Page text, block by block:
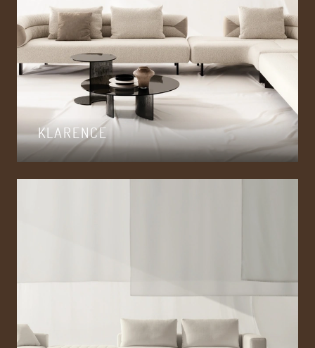
KLARENCE